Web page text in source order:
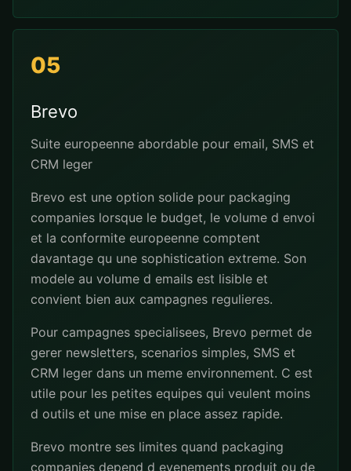
05
Brevo
Suite europeenne abordable pour email, SMS et
CRM leger
Brevo est une option solide pour packaging
companies lorsque le budget, le volume d envoi
et la conformite europeenne comptent
davantage qu une sophistication extreme. Son
modele au volume d emails est lisible et
convient bien aux campagnes regulieres.
Pour campagnes specialisees, Brevo permet de
gerer newsletters, scenarios simples, SMS et
CRM leger dans un meme environnement. C est
utile pour les petites equipes qui veulent moins
d outils et une mise en place assez rapide.
Brevo montre ses limites quand packaging
companies depend d evenements produit ou de